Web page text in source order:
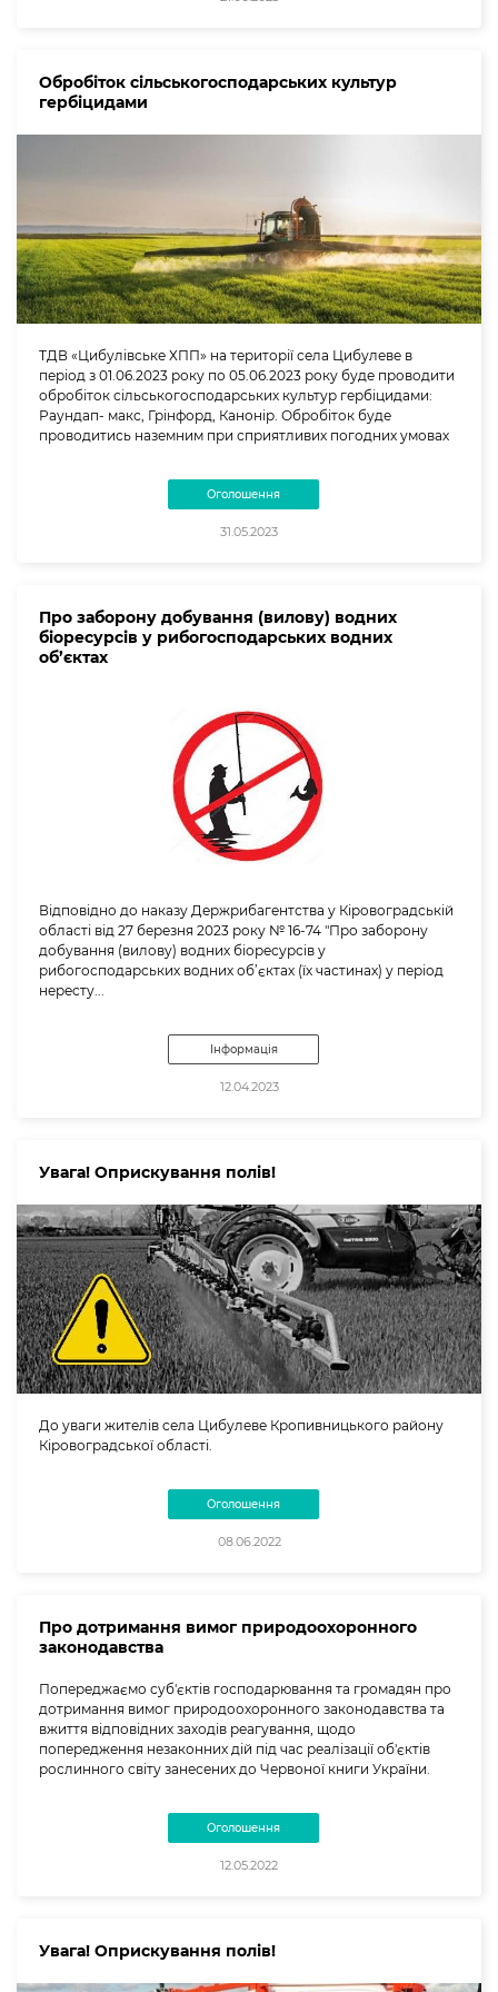
Обробіток сільськогосподарських культур
гербіцидами
ТДВ «Цибулівське ХПП» на території села Цибулеве в
період з 01.06.2023 року по 05.06.2023 року буде проводити
обробіток сільськогосподарських культур гербіцидами:
Раундап- макс, Грінфорд, Канонір. Обробіток буде
проводитись наземним при сприятливих погодних умовах
Оголошення
31.05.2023
Про заборону добування (вилову) водних
біоресурсів у рибогосподарських водних
об’єктах
Відповідно до наказу Держрибагентства у Кіровоградській
області від 27 березня 2023 року № 16-74 "Про заборону
добування (вилову) водних біоресурсів у
рибогосподарських водних об’єктах (їх частинах) у період
нересту...
Інформація
12.04.2023
Увага! Оприскування полів!
До уваги жителів села Цибулеве Кропивницького району
Кіровоградської області.
Оголошення
08.06.2022
Про дотримання вимог природоохоронного
законодавства
Попереджаємо суб'єктів господарювання та громадян про
дотримання вимог природоохоронного законодавства та
вжиття відповідних заходів реагування, щодо
попередження незаконних дій під час реалізації об'єктів
рослинного світу занесених до Червоної книги України.
Оголошення
12.05.2022
Увага! Оприскування полів!